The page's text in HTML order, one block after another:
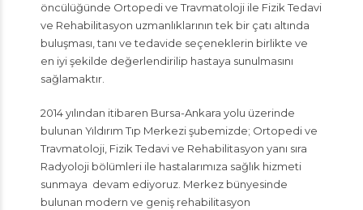
öncülüğünde Ortopedi ve Travmatoloji ile Fizik Tedavi
ve Rehabilitasyon uzmanlıklarının tek bir çatı altında
buluşması, tanı ve tedavide seçeneklerin birlikte ve
en iyi şekilde değerlendirilip hastaya sunulmasını
sağlamaktır.
2014 yılından itibaren Bursa-Ankara yolu üzerinde
bulunan Yıldırım Tıp Merkezi şubemizde; Ortopedi ve
Travmatoloji, Fizik Tedavi ve Rehabilitasyon yanı sıra
Radyoloji bölümleri ile hastalarımıza sağlık hizmeti
sunmaya devam ediyoruz. Merkez bünyesinde
bulunan modern ve geniş rehabilitasyon